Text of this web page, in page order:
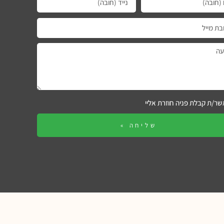
ת קבלת פניה חוזרת אליי
שליחה »